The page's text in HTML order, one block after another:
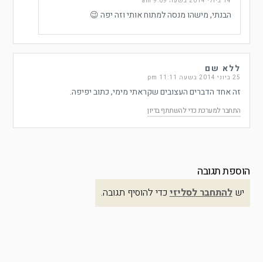
הבנתי, מישהו מנסה למתוח אותי וזה יפה 😉
ללא שם
25 ביוני 2014 בשעה 11:11 pm
זה אחד הדברים העצובים שקראתי מימי, כתוב יפיפה.
התחבר למערכת כדי להשתתף בדיון
הוספת תגובה
ישלהתחבר לסליזיכדי להוסיף תגובה.